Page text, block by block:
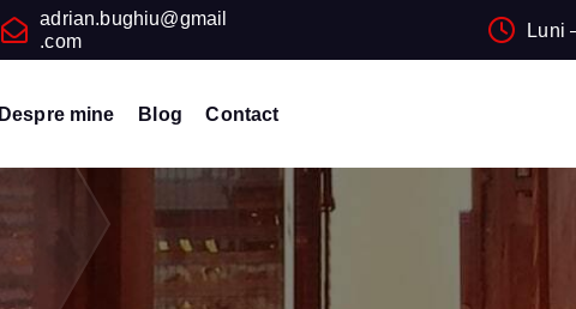
adrian.bughiu@gmail
.com
Luni
Despre mine Blog Contact